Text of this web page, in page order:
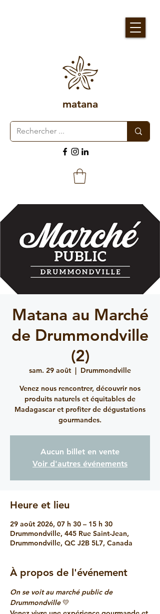
matana
Matana au Marché
de Drummondville
(2)
sam. 29 août
  |
Drummondville
Venez nous rencontrer, découvrir nos
produits naturels et équitables de
Madagascar et profiter de dégustations
gourmandes.
Aucun billet en vente
Voir d'autres événements
Heure et lieu
29 août 2026, 07 h 30 – 15 h 30
Drummondville, 445 Rue Saint-Jean,
Drummondville, QC J2B 5L7, Canada
À propos de l'événement
On se voit au marché public de
Drummondville 💛